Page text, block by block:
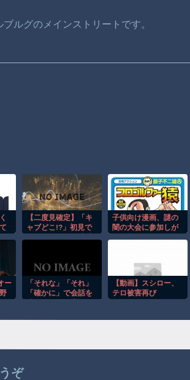
ルグのメインストリートです。
【二度見確定】「キ
ャブどこ!?」初見で
子供向け漫画、謎の
闇の大会に参加しが
ー
「それな」「それ」
「確かに」で会話を
【動画】スシロー、
テロ被害再び
ぞ